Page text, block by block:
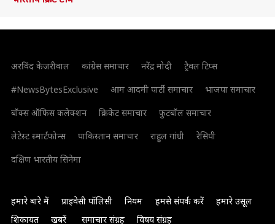
अरविंद केजरीवाल कांग्रेस समाचार नरेंद्र मोदी
ट्रैवल टिप्स
#NewsBytesExclusive
आम आदमी पार्टी समाचार
भाजपा समाचार
बॉक्स ऑफिस कलेक्शन
क्रिकेट समाचार
फुटबॉल समाचार
लेटेस्ट स्मार्टफोन्स
पाकिस्तान समाचार राहुल गांधी
रेसिपी
दक्षिण भारतीय सिनेमा
हमारे बारे में प्राइवेसी पॉलिसी नियम हमसे संपर्क करें
हमारे उसूल
शिकायत
खबरें समाचार संग्रह विषय संग्रह